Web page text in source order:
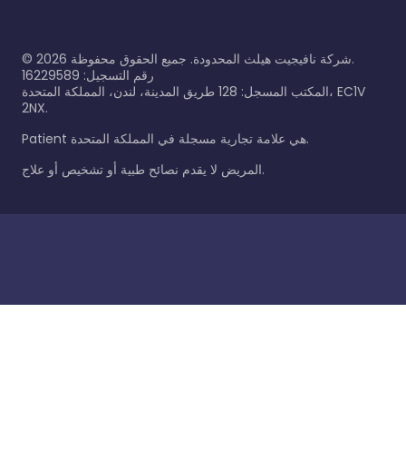
© 2026
شركة نافيجيت هيلث المحدودة. جميع الحقوق محفوظة.
رقم التسجيل: 16229589
المكتب المسجل: 128 طريق المدينة، لندن، المملكة المتحدة، EC1V
2NX.
Patient هي علامة تجارية مسجلة في المملكة المتحدة.
المريض لا يقدم نصائح طبية أو تشخيص أو علاج.